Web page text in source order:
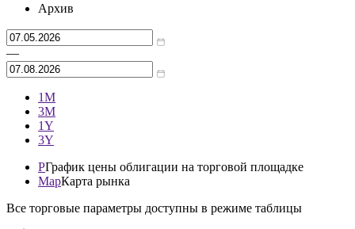
Архив
—
1М
3М
1Y
3Y
PГрафик цены облигации на торговой площадке
MapКарта рынка
Все торговые параметры доступны в режиме таблицы